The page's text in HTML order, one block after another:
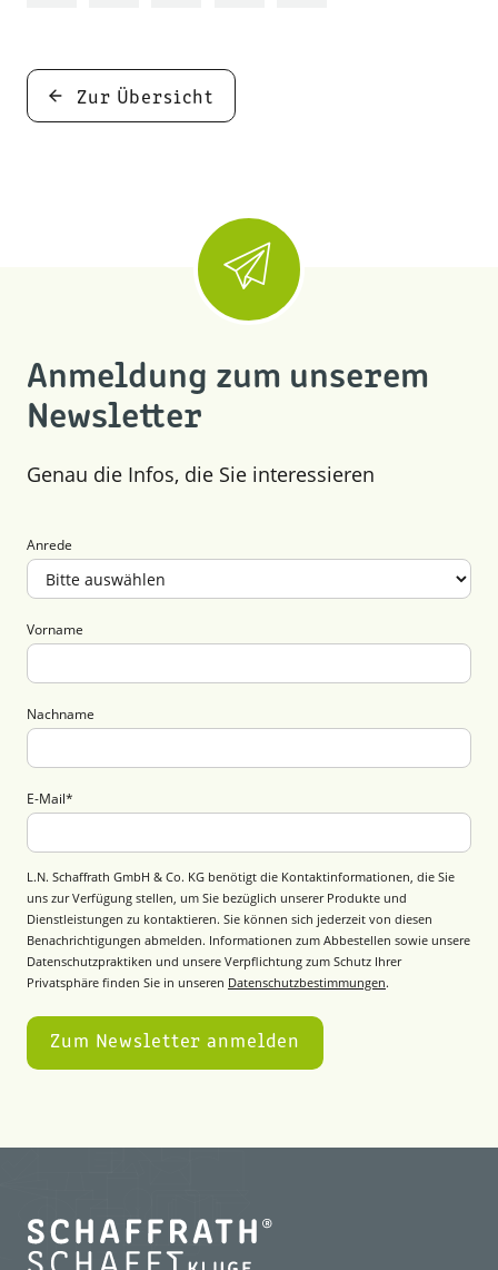
Zur Übersicht
Anmeldung zum unserem
Newsletter
Genau die Infos, die Sie interessieren
Anrede
Vorname
Nachname
E-Mail*
L.N. Schaffrath GmbH & Co. KG benötigt die Kontaktinformationen, die Sie
uns zur Verfügung stellen, um Sie bezüglich unserer Produkte und
Dienstleistungen zu kontaktieren. Sie können sich jederzeit von diesen
Benachrichtigungen abmelden. Informationen zum Abbestellen sowie unsere
Datenschutzpraktiken und unsere Verpflichtung zum Schutz Ihrer
Privatsphäre finden Sie in unseren Datenschutzbestimmungen.